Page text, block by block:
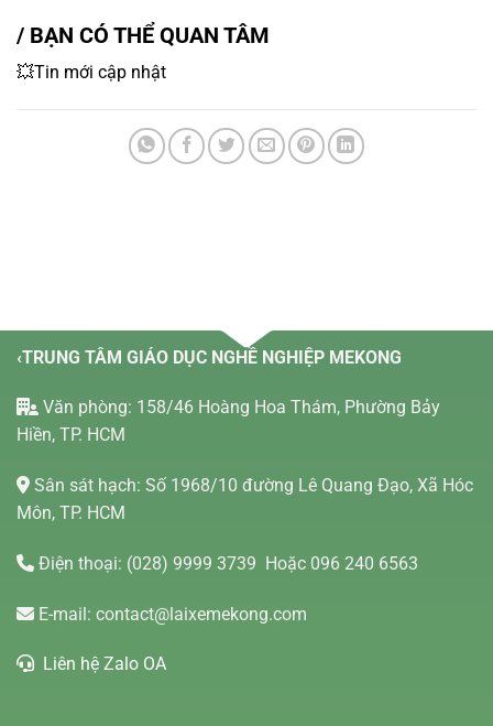
/ BẠN CÓ THỂ QUAN TÂM
💥Tin mới cập nhật
‹TRUNG TÂM GIÁO DỤC NGHỀ NGHIỆP MEKONG
Văn phòng: 158/46 Hoàng Hoa Thám, Phường Bảy
Hiền, TP. HCM
Sân sát hạch: Số 1968/10 đường Lê Quang Đạo, Xã Hóc
Môn, TP. HCM
Điện thoại: (028) 9999 3739 Hoặc 096 240 6563
E-mail: contact@laixemekong.com
Liên hệ Zalo OA